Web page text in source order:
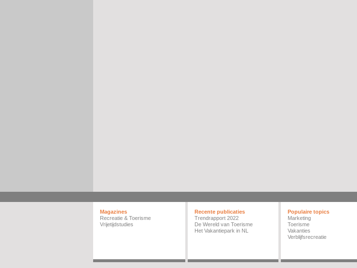
Magazines
Recreatie & Toerisme
Vrijetijdstudies
Recente publicaties
Trendrapport 2022
De Wereld van Toerisme
Het Vakantiepark in NL
Populaire topics
Marketing
Toerisme
Vakanties
Verblijfsrecreatie